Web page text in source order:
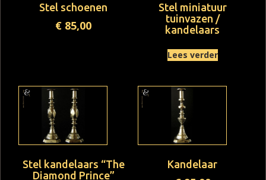
Stel schoenen
€ 85,00
Stel miniatuur
tuinvazen /
kandelaars
Lees verder
Stel kandelaars “The
Diamond Prince”
Kandelaar